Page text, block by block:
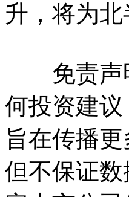
升，将为
免责声明
何投资建
旨在传播
但不保证